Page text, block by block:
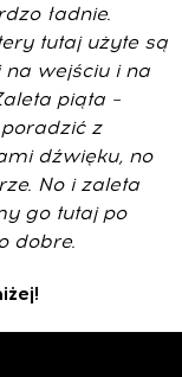
ładnie.
tutaj użyte są
wejściu i na
piąta –
z
dźwięku, no
No i zaleta
go tutaj po
dobre.